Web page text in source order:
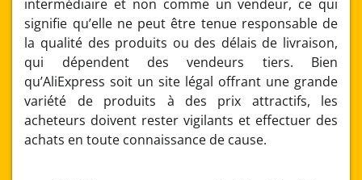
intermédiaire et non comme un vendeur, ce qui
signifie qu’elle ne peut être tenue responsable de
la qualité des produits ou des délais de livraison,
qui dépendent des vendeurs tiers. Bien
qu’AliExpress soit un site légal offrant une grande
variété de produits à des prix attractifs, les
acheteurs doivent rester vigilants et effectuer des
achats en toute connaissance de cause.